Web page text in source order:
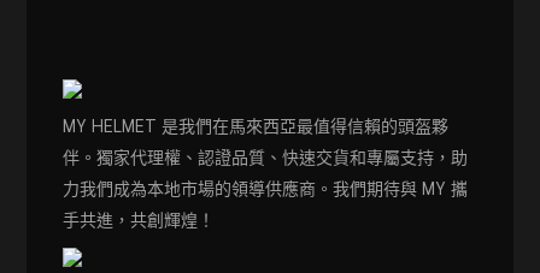
MY HELMET 是我們在馬來西亞最值得信賴的頭盔夥
伴。獨家代理權、認證品質、快速交貨和專屬支持，助
力我們成為本地市場的領導供應商。我們期待與 MY 攜
手共進，共創輝煌！